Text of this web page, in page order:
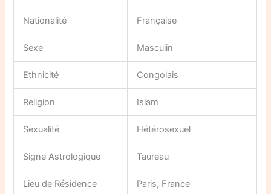
Nationalité Française
Sexe Masculin
Ethnicité Congolais
Religion Islam
Sexualité Hétérosexuel
Signe Astrologique Taureau
Lieu de Résidence Paris, France